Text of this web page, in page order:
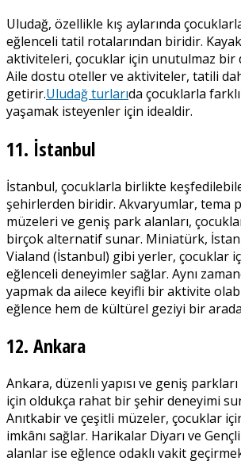
Uludağ, özellikle kış aylarında
eğlenceli tatil rotalarından biridir.
aktiviteleri, çocuklar için unutulmaz bir
Aile dostu oteller ve aktiviteler, tatili
getirir.Uludağ turlarıda çocuklarla
yaşamak isteyenler için idealdir.
11. İstanbul
İstanbul, çocuklarla birlikte
şehirlerden biridir. Akvaryumlar, tema
müzeleri ve geniş park alanları,
birçok alternatif sunar. Miniatürk,
Vialand (İstanbul) gibi yerler, çocuklar
eğlenceli deneyimler sağlar. Aynı
yapmak da ailece keyifli bir aktivite
eğlence hem de kültürel geziyi bir
12. Ankara
Ankara, düzenli yapısı ve geniş
için oldukça rahat bir şehir deneyimi
Anıtkabir ve çeşitli müzeler, çocuklar
imkânı sağlar. Harikalar Diyarı ve
alanlar ise eğlence odaklı vakit